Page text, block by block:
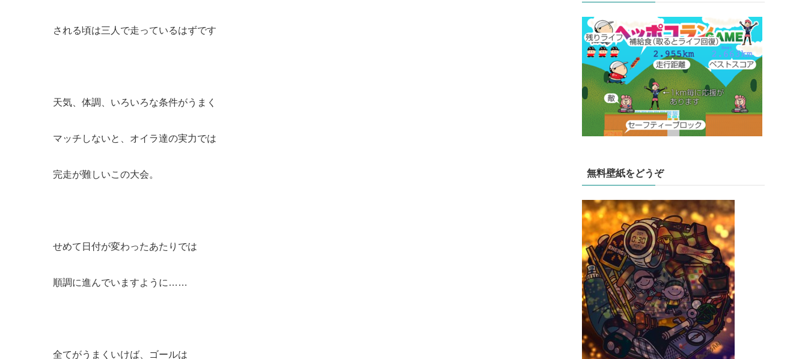
される頃は三人で走っているはずです
天気、体調、いろいろな条件がうまく
マッチしないと、オイラ達の実力では
完走が難しいこの大会。
せめて日付が変わったあたりでは
順調に進んでいますように……
全てがうまくいけば、ゴールは
無料壁紙をどうぞ